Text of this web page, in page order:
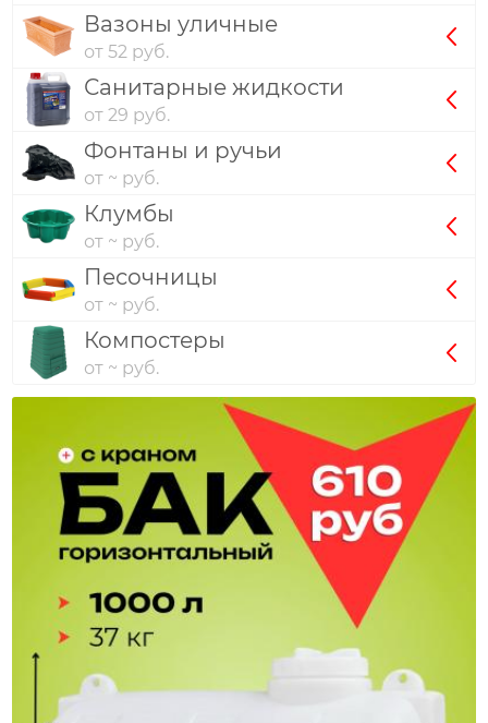
Вазоны уличные
от 52 руб.
Санитарные жидкости
от 29 руб.
Фонтаны и ручьи
от ~ руб.
Клумбы
от ~ руб.
Песочницы
от ~ руб.
Компостеры
от ~ руб.